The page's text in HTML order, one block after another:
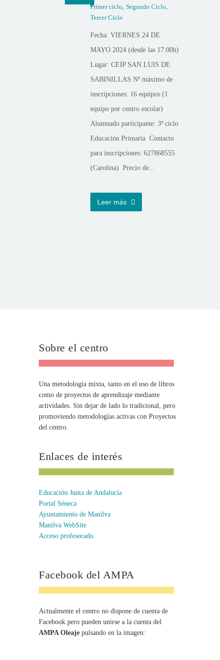
Primer ciclo, Segundo Ciclo,
Tercer Ciclo
Fecha: VIERNES 24 DE
MAYO 2024 (desde las 17:00h)
Lugar: CEIP SAN LUIS DE
SABINILLAS Nº máximo de
inscripciones: 16 equipos (1
equipo por centro escolar)
Alumnado participante: 3º ciclo
Educación Primaria Contacto
para inscripciones: 627868555
(Carolina) Precio de...
Leer más
Sobre el centro
Una metodología mixta, tanto en el uso de libros
como de proyectos de aprendizaje mediante
actividades. Sin dejar de lado lo tradicional, pero
promoviendo metodologías activas con Proyectos
del centro.
Enlaces de interés
Educación Junta de Andalucía
Portal Séneca
Ayuntamiento de Manilva
Manilva WebSite
Acceso profesorado
Facebook del AMPA
Actualmente el centro no dispone de cuenta de
Facebook pero pueden unirse a la cuenta del
AMPA Oleaje pulsando en la imagen: